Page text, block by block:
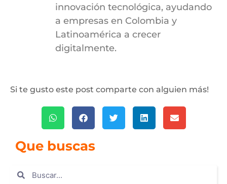
innovación tecnológica, ayudando
a empresas en Colombia y
Latinoamérica a crecer
digitalmente.
Si te gusto este post comparte con alguien más!
Que buscas